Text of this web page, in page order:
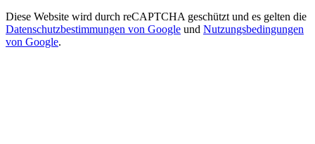
Diese Website wird durch reCAPTCHA geschützt und es gelten die
Datenschutzbestimmungen von Google und Nutzungsbedingungen
von Google.